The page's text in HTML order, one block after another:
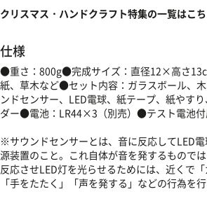
クリスマス・ハンドクラフト特集の一覧はこ
仕様
●重さ：800g●完成サイズ：直径12×高さ
紙、草木など●セット内容：ガラスボール、
ンドセンサー、LED電球、紙テープ、紙やす
ダー●電池：LR44×3（別売）●テスト電池
※サウンドセンサーとは、音に反応してLED
源装置のこと。これ自体が音を発するもので
反応させLED灯を光らせるためには、近くで「
「手をたたく」「声を発する」などの行為を行